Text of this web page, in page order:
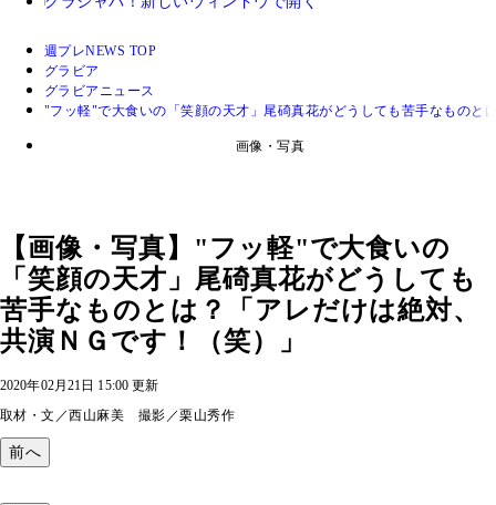
週プレNEWS TOP
グラビア
グラビアニュース
"フッ軽"で大食いの「笑顔の天才」尾碕真花がどうしても苦手なものと
画像・写真
【画像・写真】"フッ軽"で大食いの
「笑顔の天才」尾碕真花がどうしても
苦手なものとは？「アレだけは絶対、
共演ＮＧです！（笑）」
2020年02月21日 15:00 更新
取材・文／西山麻美 撮影／栗山秀作
前へ